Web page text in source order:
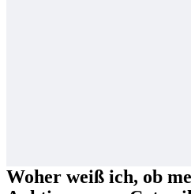
Woher weiß ich, ob